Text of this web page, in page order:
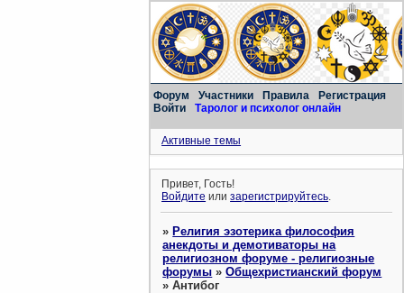
Форум Участники Правила
Регистрация
Войти
Таролог и психолог онлайн
Активные темы
Привет, Гость!
Войдите илизарегистрируйтесь.
»Религия эзотерика философия
анекдоты и демотиваторы на
религиозном форуме - религиозные
форумы »Общехристианский форум
»Антибог